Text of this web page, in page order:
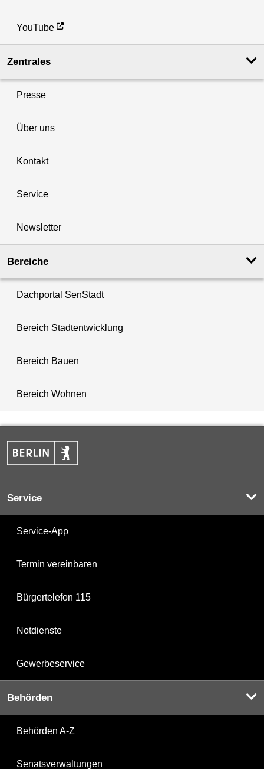
YouTube
Zentrales
Presse
Über uns
Kontakt
Service
Newsletter
Bereiche
Dachportal SenStadt
Bereich Stadtentwicklung
Bereich Bauen
Bereich Wohnen
Service
Service-App
Termin vereinbaren
Bürgertelefon 115
Notdienste
Gewerbeservice
Behörden
Behörden A-Z
Senatsverwaltungen